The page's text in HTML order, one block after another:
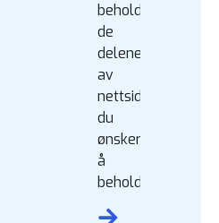
beholder
de
delene
av
nettside
du
ønsker
å
beholde.